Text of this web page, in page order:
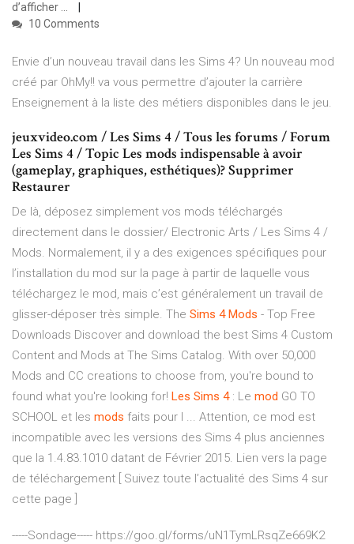
d’afficher ...
10 Comments
Envie d’un nouveau travail dans les Sims 4? Un nouveau mod
créé par OhMy!! va vous permettre d’ajouter la carrière
Enseignement à la liste des métiers disponibles dans le jeu.
jeuxvideo.com / Les Sims 4 / Tous les forums / Forum
Les Sims 4 / Topic Les mods indispensable à avoir
(gameplay, graphiques, esthétiques)? Supprimer
Restaurer
De là, déposez simplement vos mods téléchargés
directement dans le dossier/ Electronic Arts / Les Sims 4 /
Mods. Normalement, il y a des exigences spécifiques pour
l’installation du mod sur la page à partir de laquelle vous
téléchargez le mod, mais c’est généralement un travail de
glisser-déposer très simple. The Sims 4 Mods - Top Free
Downloads Discover and download the best Sims 4 Custom
Content and Mods at The Sims Catalog. With over 50,000
Mods and CC creations to choose from, you're bound to
found what you're looking for! Les Sims 4: Le mod GO TO
SCHOOL et les mods faits pour l ... Attention, ce mod est
incompatible avec les versions des Sims 4 plus anciennes
que la 1.4.83.1010 datant de Février 2015. Lien vers la page
de téléchargement [ Suivez toute l’actualité des Sims 4 sur
cette page ]
-----Sondage----- https://goo.gl/forms/uN1TymLRsqZe669K2